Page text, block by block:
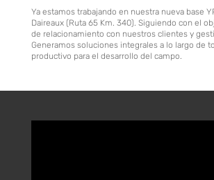
Ya estamos trabajando en nuestra nueva base
Daireaux (Ruta 65 Km. 340). Siguiendo con el
de relacionamiento con nuestros clientes y
Generamos soluciones integrales a lo largo de
productivo para el desarrollo del campo.